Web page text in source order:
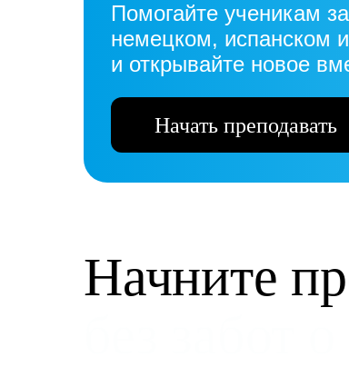
Помогайте ученикам
немецком, испанском
и открывайте новое
Начать преподавать
Начните